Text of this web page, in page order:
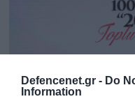
Defencenet.gr - Do
Information